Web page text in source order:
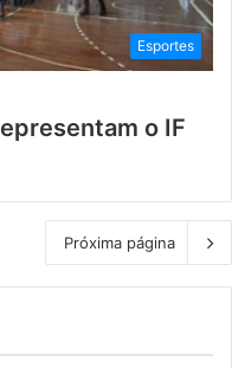
Esportes
o IF
Próxima página